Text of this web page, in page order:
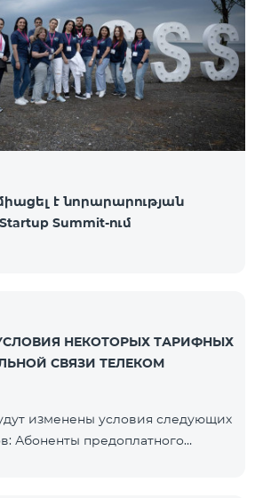
է նորարարության
Summit-ում
НЕКОТОРЫХ ТАРИФНЫХ
СВЯЗИ ТЕЛЕКОМ
изменены условия следующих
Абоненты предоплатного